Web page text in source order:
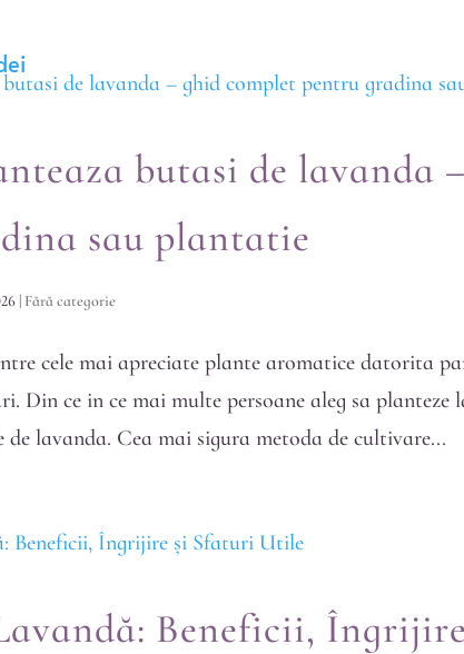
butasi de lavanda
sau plantatie
| Fără categorie
cele mai apreciate plante aromatice datorita
Din ce in ce mai multe persoane aleg sa planteze
lavanda. Cea mai sigura metoda de cultivare...
Beneficii,